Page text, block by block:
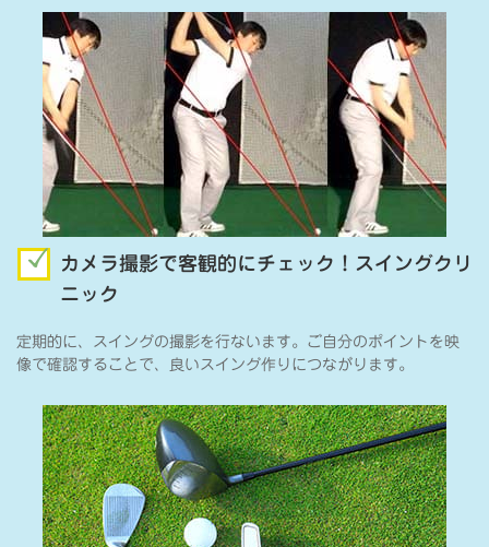
カメラ撮影で客観的にチェック！スイングクリ
ニック
定期的に、スイングの撮影を行ないます。ご自分のポイントを映
像で確認することで、良いスイング作りにつながります。